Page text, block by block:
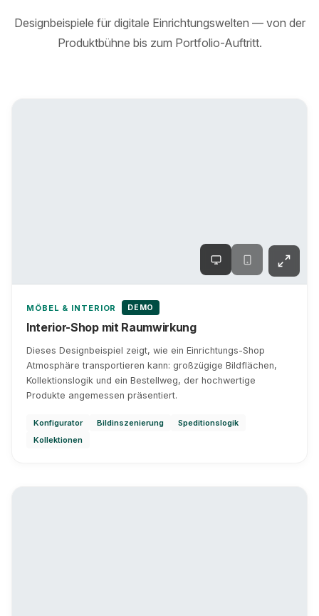
Designbeispiele für digitale Einrichtungswelten — von der
Produktbühne bis zum Portfolio-Auftritt.
MÖBEL & INTERIOR DEMO
Interior-Shop mit Raumwirkung
Dieses Designbeispiel zeigt, wie ein Einrichtungs-Shop
Atmosphäre transportieren kann: großzügige Bildflächen,
Kollektionslogik und ein Bestellweg, der hochwertige
Produkte angemessen präsentiert.
Konfigurator Bildinszenierung
Speditionslogik
Kollektionen